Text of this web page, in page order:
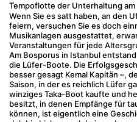
Tempoflotte der Unterhaltung am
Wenn Sie es satt haben, an den
feiern, versuchen Sie es doch
Musikanlagen ausgestattet,
Veranstaltungen für jede
Am Bosporus in Istanbul
die Lüfer-Boote. Die
besser gesagt Kemal Kapitän –,
Saison, in der es reichlich Lüfer
winziges Taka-Boot kaufte und
besitzt, in denen Empfänge für
können, ist eigentlich eine